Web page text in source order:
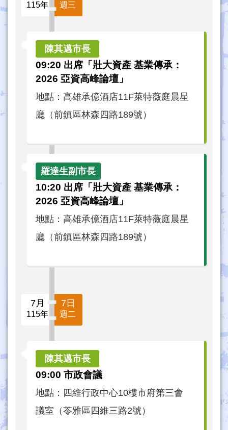
115年 週三
09:20 出席「壯大資產 基業傳承：
2026 亞資高峰論壇」
地點：高雄承億酒店11F萊特薇庭晨星
廳（前鎮區林森四路189號）
10:20 出席「壯大資產 基業傳承：
2026 亞資高峰論壇」
地點：高雄承億酒店11F萊特薇庭晨星
廳（前鎮區林森四路189號）
7月 7日
115年 週二
09:00 市政會議
地點：四維行政中心10樓市府第三會
議室（苓雅區四維三路2號）